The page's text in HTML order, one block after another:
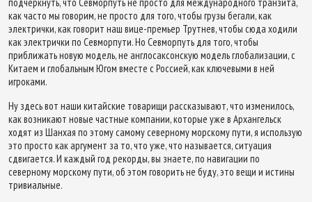
как часто мы говорим, не просто для того, чтобы грузы бегали, как
электрички, как говорит наш вице-премьер Трутнев, чтобы сюда ходили
как электрички по Севморпути. Но Севморпуть для того, чтобы
приближать новую модель, не англосаксонскую модель глобализации, с
Китаем и глобальным Югом вместе с Россией, как ключевыми в ней
игроками.
Ну здесь вот наши китайские товарищи рассказывают, что изменилось,
как возникают новые частные компании, которые уже в Архангельск
ходят из Шанхая по этому самому северному морскому пути, я использую
это просто как аргумент за то, что уже, что называется, ситуация
сдвигается. И каждый год рекорды, вы знаете, по навигации по
северному морскому пути, об этом говорить не буду, это вещи и истины
тривиальные.